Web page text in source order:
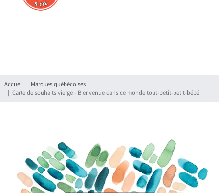
Accueil
Marques québécoises
Carte de souhaits vierge - Bienvenue dans ce monde tout-petit-petit-bébé